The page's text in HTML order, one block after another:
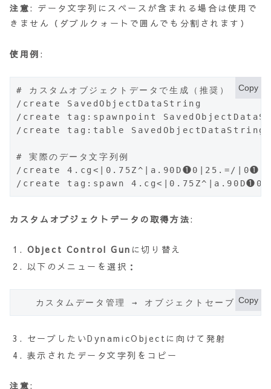
注意: データ文字列にスペースが含まれる場合は使用で
きません（ダブルクォートで囲んでも分割されます）
使用例 :
# カスタムオブジェクトデータで生成（推奨）
/create SavedObjectDataString
/create tag:spawnpoint
/create tag:table SavedObjectDataString
# 実際のデータ文字列例
/create 4.cg<|0.75Z^|a.90D❶0|25.=/
/create tag:spawn
Copy
カスタムオブジェクトデータの取得方法:
Object Control Gun に切り替え
以下のメニューを選択：
   カスタムデータ管理 → オブジェクトセーブ
Copy
セーブしたいDynamicObjectに向けて発射
表示されたデータ文字列をコピー
注意: